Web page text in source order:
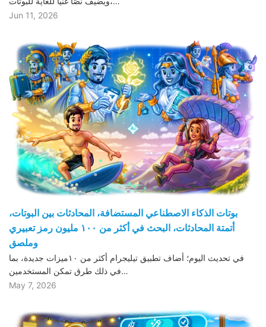
Jun 11, 2026
بوتات الذكاء الاصطناعي المستضافة، المحادثات بين البوتات،
أتمتة المحادثات، البحث في أكثر من ١٠٠ مليون رمز تعبيري
وملصق
في تحديث اليوم؛ أضاف تطبيق تيليجرام أكثر من ١٠ميزات جديدة، بما
في ذلك طرق تمكن المستخدمين…
May 7, 2026